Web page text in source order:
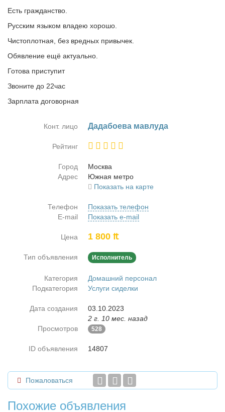
Есть гражданство.
Русским языком владею хорошо.
Чистоплотная, без вредных привычек.
Обявление ещё актуально.
Готова приступит
Звоните до 22час
Зарплата договорная
Конт. лицо Да­даб­о­е­ва мав­лу­да
Рейтинг
Город
Москва
Адрес
Юж­ная мет­ро
Показать на карте
Телефон
Показать телефон
E-mail
Показать e-mail
Цена 1 800 ₶
Тип объявления Исполнитель
Категория
Домашний персонал
Подкатегория
Услуги сиделки
Дата создания
03.10.2023
2 г. 10 мес. назад
Просмотров
528
ID объявления 14807
Пожаловаться
Похожие объявления